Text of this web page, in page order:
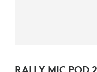
RALLY MIC POD 2